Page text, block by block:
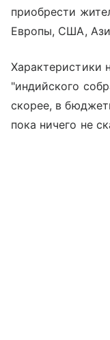
приобрести
Европы, США,
Характеристики
"индийского
скорее, в
пока ничего не